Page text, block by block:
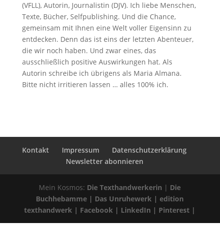
(VFLL), Autorin, Journalistin (DJV). Ich liebe Menschen,
Texte, Bücher, Selfpublishing. Und die Chance,
gemeinsam mit Ihnen eine Welt voller Eigensinn zu
entdecken. Denn das ist eins der letzten Abenteuer,
die wir noch haben. Und zwar eines, das
ausschließlich positive Auswirkungen hat. Als
Autorin schreibe ich übrigens als Maria Almana.
Bitte nicht irritieren lassen … alles 100% ich.
Kontakt Impressum
Datenschutzerklärung
Newsletter abonnieren
Mein Kosmos: Die Texthandwerkerin | Die
Buchhebamme | Das Unruhewerk |edition
texthandwerk | Facebook | LinkedIn | Pinterest |